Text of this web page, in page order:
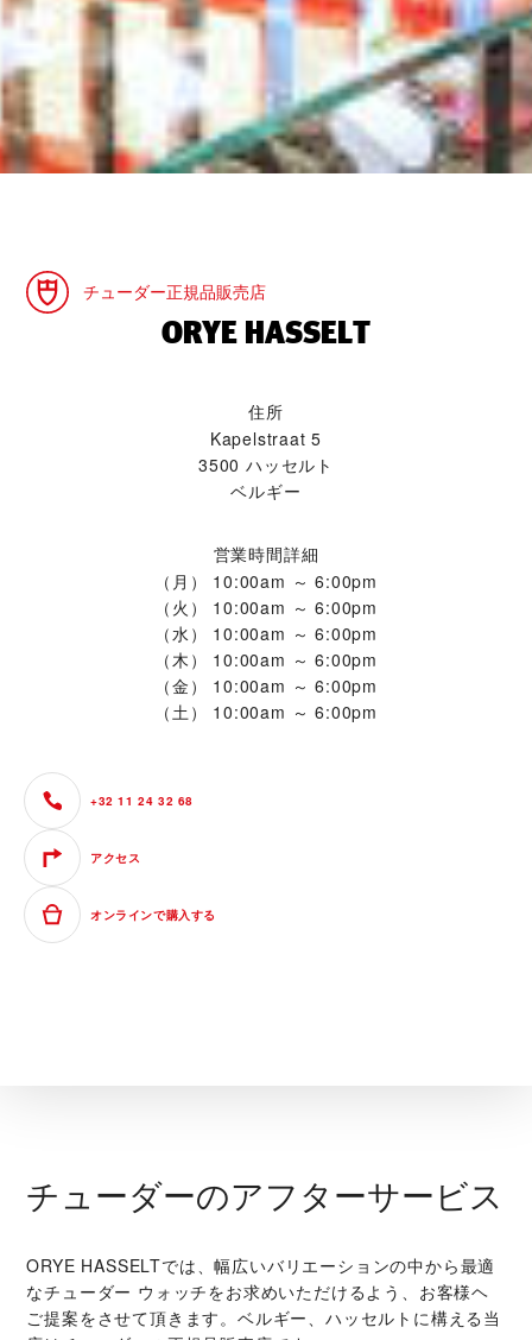
チューダー正規品販売店
‭ORYE HASSELT‬
住所
Kapelstraat 5
3500 ハッセルト
ベルギー
営業時間詳細
（月）
10:00am ～ 6:00pm
（火）
10:00am ～ 6:00pm
（水）
10:00am ～ 6:00pm
（木）
10:00am ～ 6:00pm
（金）
10:00am ～ 6:00pm
（土）
10:00am ～ 6:00pm
+32 11 24 32 68
アクセス
オンラインで購入する
チューダーのアフターサービス
‭ORYE HASSELT‬では、幅広いバリエーションの中から最適
なチューダー ウォッチをお求めいただけるよう、お客様ヘ
ご提案をさせて頂きます。ベルギー、ハッセルトに構える当